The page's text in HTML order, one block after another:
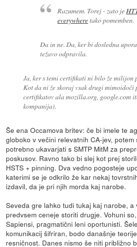
Razumem. Torej - zato je
everywheretako pomemben.
Da in ne. Da, ker bi dosledna
težavo odpravila.
Ja, ker s temi certifikati ni bilo že milijon
Kot da ni že skoraj vsak drugi
certifikatov ala mozilla.org, google.com
kompanija).
Še ena Occamova britev: če bi imele te
globoko v večini relevatnih CA-jev,
potrebno ukavarjati s SMTP MitM za
poskusov. Ravno tako bi slej kot prej
HSTS + pinning. Dva vedno pogosteje
katerimi se je odkrilo že kar nekaj
izdavil, da je pri njih morda kaj narobe.
Seveda gre lahko tudi tukaj kaj narobe, a
predvsem ceneje storiti drugje. Vohuni
Sapiensi, pragmatični leni oportunisti.
komunikacij šifriran, bodo današnje
resničnost. Danes nismo še niti približno